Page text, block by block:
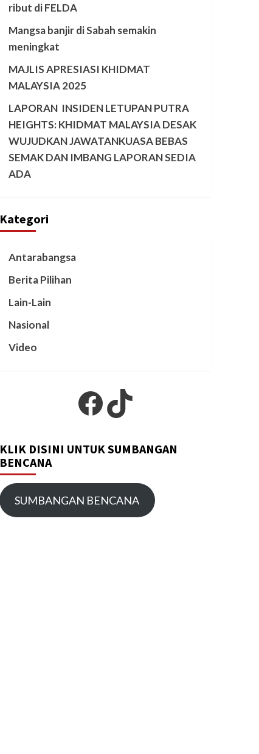
ribut di FELDA
Mangsa banjir di Sabah semakin
meningkat
MAJLIS APRESIASI KHIDMAT
MALAYSIA 2025
LAPORAN INSIDEN LETUPAN PUTRA
HEIGHTS: KHIDMAT MALAYSIA DESAK
WUJUDKAN JAWATANKUASA BEBAS
SEMAK DAN IMBANG LAPORAN SEDIA
ADA
Kategori
Antarabangsa
Berita Pilihan
Lain-Lain
Nasional
Video
Facebook
TikTok
KLIK DISINI UNTUK SUMBANGAN
BENCANA
SUMBANGAN BENCANA